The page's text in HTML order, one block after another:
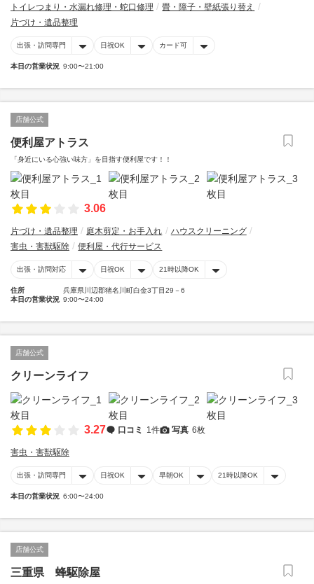
トイレつまり・水漏れ修理・蛇口修理
畳・障子・壁紙張り替え
片づけ・遺品整理
出張・訪問専門 日祝OK カード可
本日の営業状況 9:00〜21:00
店舗公式
便利屋アトラス
「身近にいる心強い味方」を目指す便利屋です！！
3.06
片づけ・遺品整理 庭木剪定・お手入れ
ハウスクリーニング
害虫・害獣駆除
便利屋・代行サービス
出張・訪問対応 日祝OK 21時以降OK
住所
兵庫県川辺郡猪名川町白金3丁目29－6
本日の営業状況 9:00〜24:00
店舗公式
クリーンライフ
3.27 口コミ 1件 写真 6枚
害虫・害獣駆除
出張・訪問専門 日祝OK 早朝OK 21時以降OK
本日の営業状況 6:00〜24:00
店舗公式
三重県 蜂駆除屋